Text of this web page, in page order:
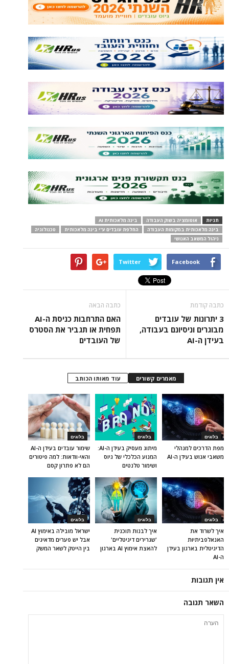
תגיות אוטומציה בשוק העבודה
בינה מלאכותית AI
בינה מלאכותית במקומות העבודה
החלפת עובדים ע"י בינה מלאכותית
טכנולוגיה
ניהול המשאב האנושי
Facebook
Twitter
כתבה קודמת
3 יתרונות של עובדים
מבוגרים וניסיונם בעבודה,
בעידן ה-AI
כתבה הבאה
האם התרחבות כניסת ה-AI
תפחית או תגביר את הסטרס
של העובדים
מאמרים קשורים עוד מאותו הכותב
בלוגים
שימור עובדים בעידן ה-AI
והאי-וודאות: למה פיטורים
הם לא פתרון קסם
בלוגים
מיתוג מעסיק בעידן ה-AI:
המנוע הכלכלי של גיוס
ושימור טלנטים
בלוגים
מפת הדרכים למנהלי
משאבי אנוש בעידן ה-AI
בלוגים
ישראל מובילה באימוץ AI
אבל יש פערים מדאיגים
בין הייטק לשאר המשק
בלוגים
איך לבנות תוכנית
'שגרירים דיגיטליים'
להאצת אימוץ AI בארגון
בלוגים
איך לשרוד את
האנאלפביתיוּת
הדיגיטלית בארגון בעידן
ה-AI
אין תגובות
השאר תגובה